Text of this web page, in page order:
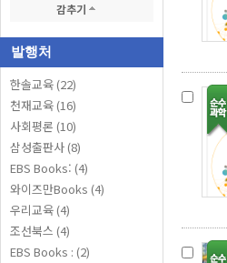
감추기
발행처
한솔교육 (22)
천재교육 (16)
사회평론 (10)
삼성출판사 (8)
EBS Books: (4)
와이즈만Books (4)
우리교육 (4)
조선북스 (4)
EBS Books : (2)